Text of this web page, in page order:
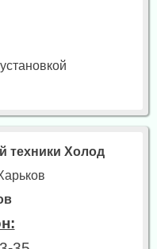
техники Холод